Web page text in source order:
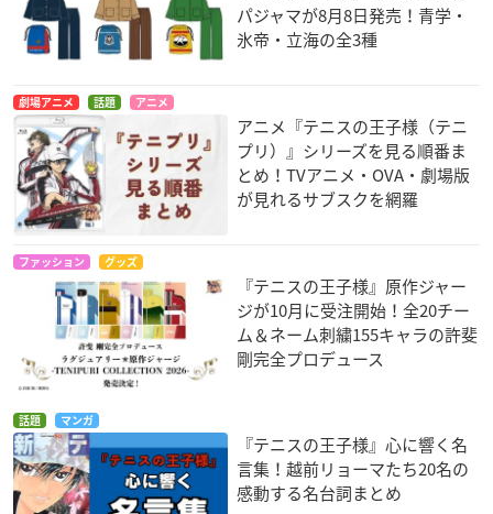
パジャマが8月8日発売！青学・
氷帝・立海の全3種
劇場アニメ 話題 アニメ
アニメ『テニスの王子様（テニ
プリ）』シリーズを見る順番ま
とめ！TVアニメ・OVA・劇場版
が見れるサブスクを網羅
ファッション グッズ
『テニスの王子様』原作ジャー
ジが10月に受注開始！全20チー
ム＆ネーム刺繍155キャラの許斐
剛完全プロデュース
話題 マンガ
『テニスの王子様』心に響く名
言集！越前リョーマたち20名の
感動する名台詞まとめ